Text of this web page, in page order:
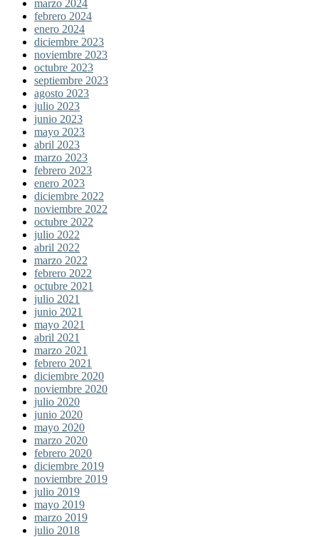
marzo 2024
febrero 2024
enero 2024
diciembre 2023
noviembre 2023
octubre 2023
septiembre 2023
agosto 2023
julio 2023
junio 2023
mayo 2023
abril 2023
marzo 2023
febrero 2023
enero 2023
diciembre 2022
noviembre 2022
octubre 2022
julio 2022
abril 2022
marzo 2022
febrero 2022
octubre 2021
julio 2021
junio 2021
mayo 2021
abril 2021
marzo 2021
febrero 2021
diciembre 2020
noviembre 2020
julio 2020
junio 2020
mayo 2020
marzo 2020
febrero 2020
diciembre 2019
noviembre 2019
julio 2019
mayo 2019
marzo 2019
julio 2018